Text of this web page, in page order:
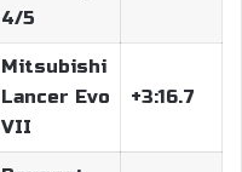
4/5
Mitsubishi
Lancer Evo
VII
+3:16.7